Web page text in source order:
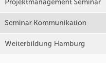
Projektmanagement Seminar
Seminar Kommunikation
Weiterbildung Hamburg